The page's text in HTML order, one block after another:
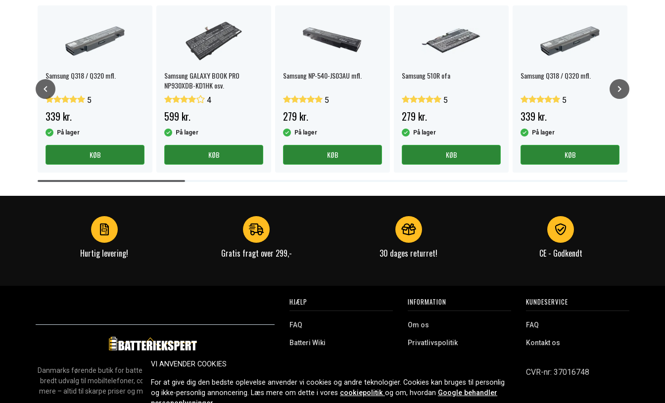
Samsung Q318 / Q320 mfl.
5
339 kr.
På lager
KØB
Samsung GALAXY BOOK PRO
NP930XDB-KD1HK osv.
4
599 kr.
På lager
KØB
Samsung NP-540-JS03AU mfl.
5
279 kr.
På lager
KØB
Samsung 510R ofa
5
279 kr.
På lager
KØB
Samsung Q318 / Q320 mfl.
5
339 kr.
På lager
KØB
Item
Hurtig levering! Gratis fragt over 299,- 30 dages returret! CE - Godkendt
Danmarks førende butik for batterier, opladere og reservedele. Vi tilbyder et
bredt udvalg til mobiltelefoner, computere, værktøj, husholdning og meget
mere – altid til skarpe priser og med hurtig levering. Sikker nethandel siden
HJÆLP
FAQ
Batteri Wiki
Erhvervskunde
INFORMATION
Om os
Privatlivspolitik
Cookies
KUNDESERVICE
FAQ
Kontakt os
CVR-nr: 37016748
VI ANVENDER COOKIES
For at give dig den bedste oplevelse anvender vi cookies og andre teknologier. Cookies kan bruges til personlig
og ikke-personlig annoncering. Læs mere om dette i vores cookiepolitik og om, hvordan Google behandler